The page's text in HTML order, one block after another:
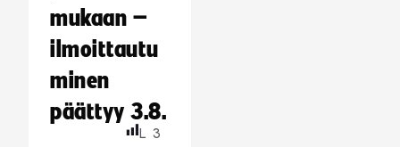
mukaan –
ilmoittautu
minen
päättyy 3.8.
L 3